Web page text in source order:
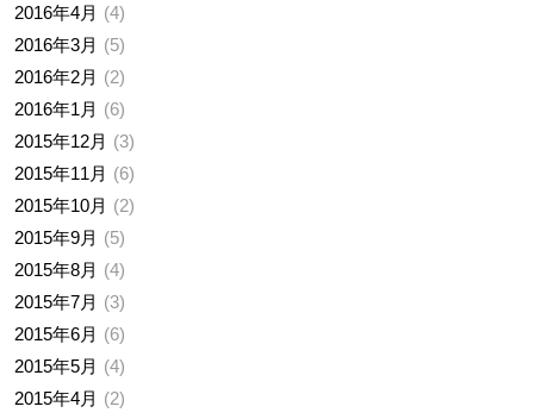
2016年4月
4
2016年3月
5
2016年2月
2
2016年1月
6
2015年12月
3
2015年11月
6
2015年10月
2
2015年9月
5
2015年8月
4
2015年7月
3
2015年6月
6
2015年5月
4
2015年4月
2